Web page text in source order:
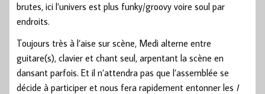
brutes, ici l’univers est plus funky/groovy voire soul par
endroits.
Toujours très à l’aise sur scène, Medi alterne entre
guitare(s), clavier et chant seul, arpentant la scène en
dansant parfois. Et il n’attendra pas que l’assemblée se
décide à participer et nous fera rapidement entonner les I